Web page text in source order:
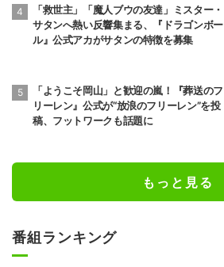
「救世主」「魔人ブウの友達」ミスター・
サタンへ熱い反響集まる、『ドラゴンボー
ル』公式アカがサタンの特徴を募集
「ようこそ岡山」と歓迎の嵐！『葬送のフ
リーレン』公式が“放浪のフリーレン”を投
稿、フットワークも話題に
もっと見る
番組ランキング